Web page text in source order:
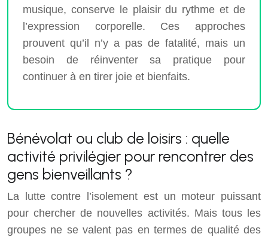
musique, conserve le plaisir du rythme et de
l’expression corporelle. Ces approches
prouvent qu’il n’y a pas de fatalité, mais un
besoin de réinventer sa pratique pour
continuer à en tirer joie et bienfaits.
Bénévolat ou club de loisirs : quelle
activité privilégier pour rencontrer des
gens bienveillants ?
La lutte contre l’isolement est un moteur puissant
pour chercher de nouvelles activités. Mais tous les
groupes ne se valent pas en termes de qualité des